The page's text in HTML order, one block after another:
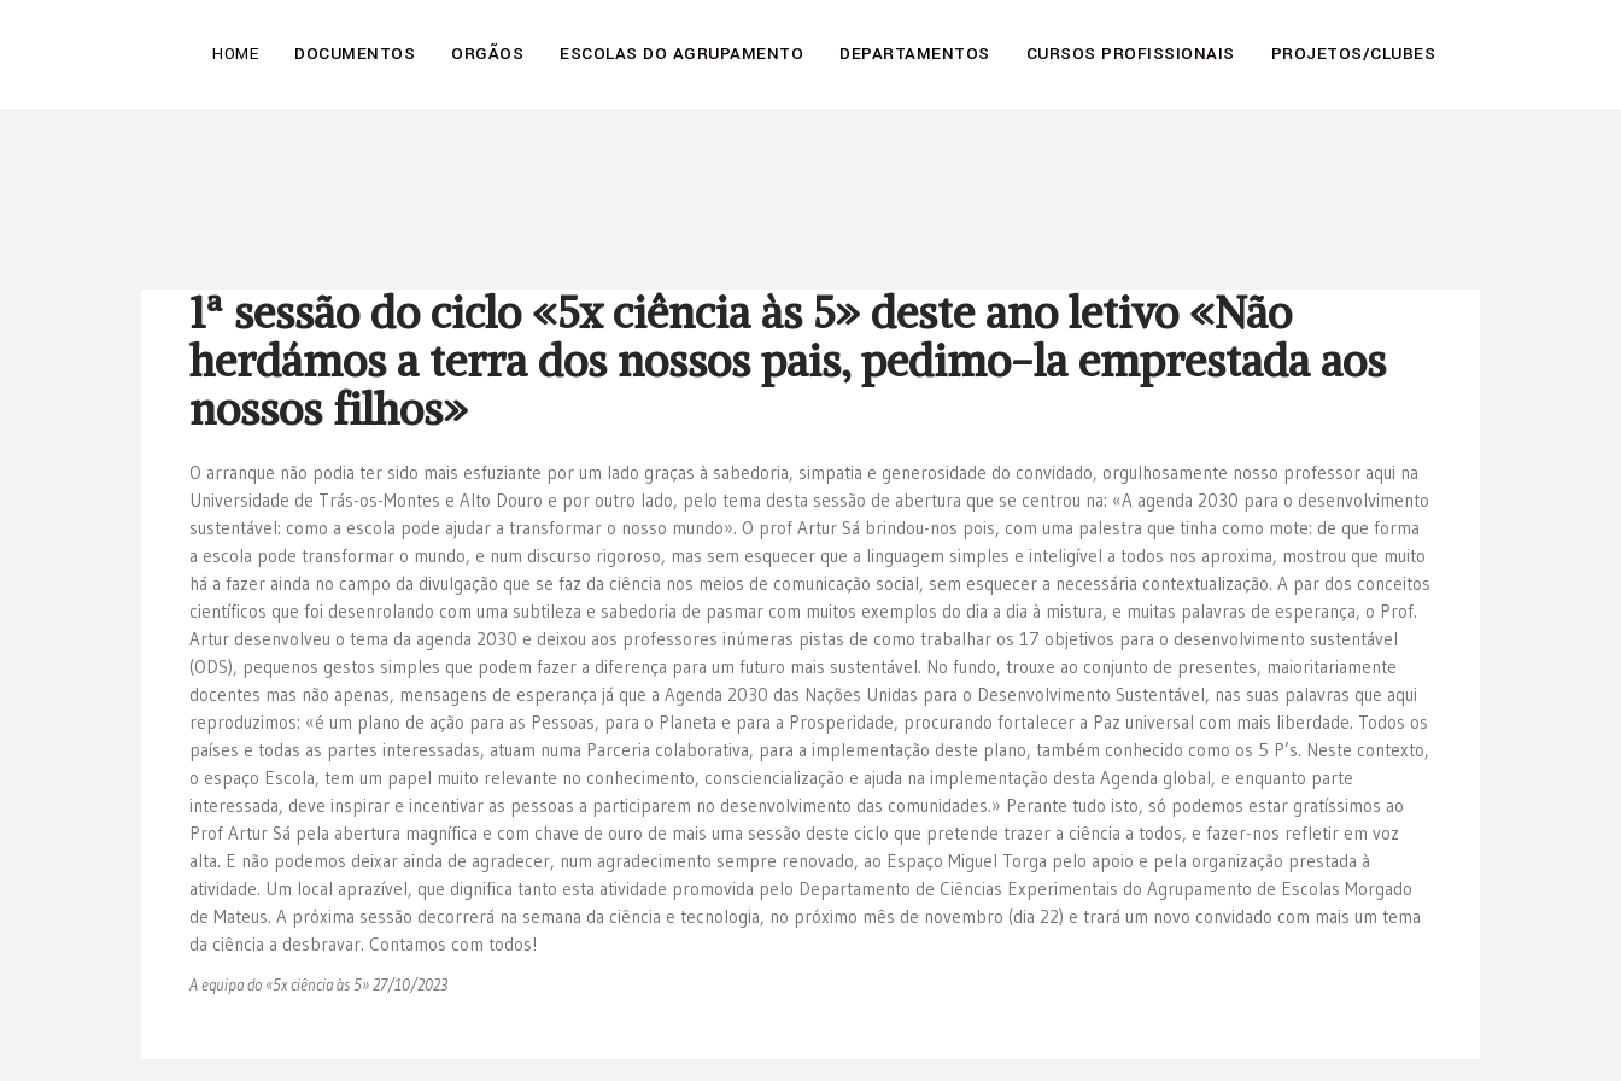
HOME DOCUMENTOS ORGÃOS ESCOLAS DO AGRUPAMENTO DEPARTAMENTOS CURSOS PROFISSIONAIS PROJETOS/CLUBES
1ª sessão do ciclo «5x ciência às 5» deste ano letivo «Não
herdámos a terra dos nossos pais, pedimo-la emprestada aos
nossos filhos»
O arranque não podia ter sido mais esfuziante por um lado graças à sabedoria, simpatia e generosidade do convidado, orgulhosamente nosso professor aqui na
Universidade de Trás-os-Montes e Alto Douro e por outro lado, pelo tema desta sessão de abertura que se centrou na: «A agenda 2030 para o desenvolvimento
sustentável: como a escola pode ajudar a transformar o nosso mundo». O prof Artur Sá brindou-nos pois, com uma palestra que tinha como mote: de que forma
a escola pode transformar o mundo, e num discurso rigoroso, mas sem esquecer que a linguagem simples e inteligível a todos nos aproxima, mostrou que muito
há a fazer ainda no campo da divulgação que se faz da ciência nos meios de comunicação social, sem esquecer a necessária contextualização. A par dos conceitos
científicos que foi desenrolando com uma subtileza e sabedoria de pasmar com muitos exemplos do dia a dia à mistura, e muitas palavras de esperança, o Prof.
Artur desenvolveu o tema da agenda 2030 e deixou aos professores inúmeras pistas de como trabalhar os 17 objetivos para o desenvolvimento sustentável
(ODS), pequenos gestos simples que podem fazer a diferença para um futuro mais sustentável. No fundo, trouxe ao conjunto de presentes, maioritariamente
docentes mas não apenas, mensagens de esperança já que a Agenda 2030 das Nações Unidas para o Desenvolvimento Sustentável, nas suas palavras que aqui
reproduzimos: «é um plano de ação para as Pessoas, para o Planeta e para a Prosperidade, procurando fortalecer a Paz universal com mais liberdade. Todos os
países e todas as partes interessadas, atuam numa Parceria colaborativa, para a implementação deste plano, também conhecido como os 5 P’s. Neste contexto,
o espaço Escola, tem um papel muito relevante no conhecimento, consciencialização e ajuda na implementação desta Agenda global, e enquanto parte
interessada, deve inspirar e incentivar as pessoas a participarem no desenvolvimento das comunidades.» Perante tudo isto, só podemos estar gratíssimos ao
Prof Artur Sá pela abertura magnífica e com chave de ouro de mais uma sessão deste ciclo que pretende trazer a ciência a todos, e fazer-nos refletir em voz
alta. E não podemos deixar ainda de agradecer, num agradecimento sempre renovado, ao Espaço Miguel Torga pelo apoio e pela organização prestada à
atividade. Um local aprazível, que dignifica tanto esta atividade promovida pelo Departamento de Ciências Experimentais do Agrupamento de Escolas Morgado
de Mateus. A próxima sessão decorrerá na semana da ciência e tecnologia, no próximo mês de novembro (dia 22) e trará um novo convidado com mais um tema
da ciência a desbravar. Contamos com todos!
A equipa do «5x ciência às 5» 27/10/2023